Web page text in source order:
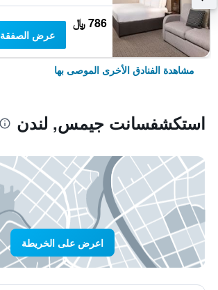
786 ﷼
عرض الصفقة
مشاهدة الفنادق الأخرى الموصى بها
استكشفسانت جيمس, لندن
اعرض على الخريطة